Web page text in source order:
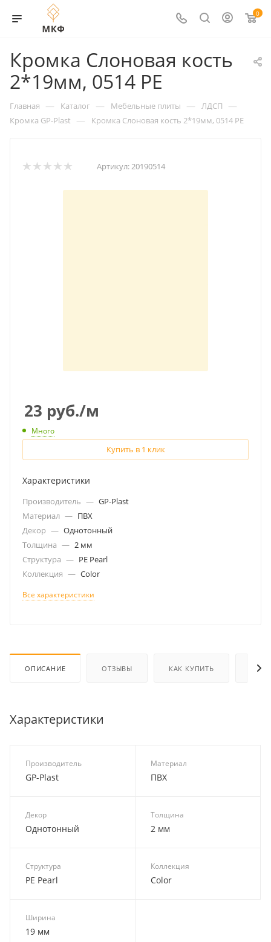
0
Кромка Слоновая кость
2*19мм, 0514 PE
Главная — Каталог — Мебельные плиты — ЛДСП —
Кромка GP-Plast — Кромка Слоновая кость 2*19мм, 0514 PE
Артикул:20190514
23 руб./м
Много
Купить в 1 клик
Характеристики
Производитель — GP-Plast
Материал — ПВХ
Декор — Однотонный
Толщина — 2 мм
Структура — PE Pearl
Коллекция — Color
Все характеристики
ОПИСАНИЕ ОТЗЫВЫ КАК КУПИТЬ
Характеристики
Производитель
GP-Plast
Материал
ПВХ
Декор
Однотонный
Толщина
2 мм
Структура
PE Pearl
Коллекция
Color
Ширина
19 мм